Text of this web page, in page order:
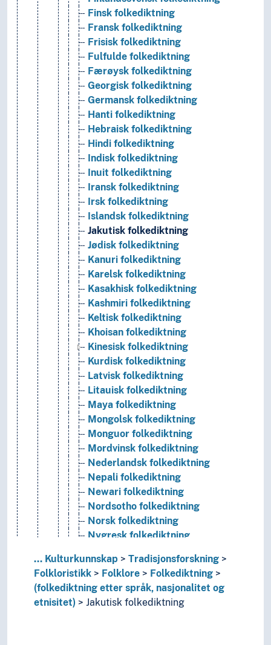
Finsk folkediktning
Fransk folkediktning
Frisisk folkediktning
Fulfulde folkediktning
Færøysk folkediktning
Georgisk folkediktning
Germansk folkediktning
Hanti folkediktning
Hebraisk folkediktning
Hindi folkediktning
Indisk folkediktning
Inuit folkediktning
Iransk folkediktning
Irsk folkediktning
Islandsk folkediktning
Jakutisk folkediktning
Jødisk folkediktning
Kanuri folkediktning
Karelsk folkediktning
Kasakhisk folkediktning
Kashmiri folkediktning
Keltisk folkediktning
Khoisan folkediktning
Kinesisk folkediktning
Kurdisk folkediktning
Latvisk folkediktning
Litauisk folkediktning
Maya folkediktning
Mongolsk folkediktning
Monguor folkediktning
Mordvinsk folkediktning
Nederlandsk folkediktning
Nepali folkediktning
Newari folkediktning
Nordsotho folkediktning
Norsk folkediktning
Nygresk folkediktning
Pashai folkediktning
Polsk folkediktning
Portugisisk folkediktning
Romani folkediktning
... Kulturkunnskap
Tradisjonsforskning
Folkloristikk
Folklore
Folkediktning
(folkediktning etter språk, nasjonalitet og
etnisitet)
Jakutisk folkediktning